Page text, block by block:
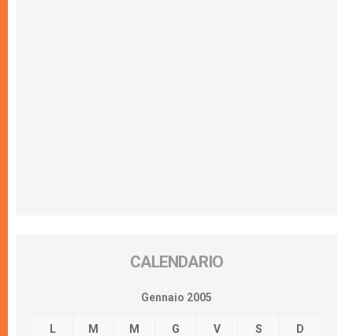
CALENDARIO
Gennaio 2005
L M M G V S D